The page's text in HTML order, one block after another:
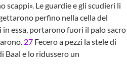
scappi». Le guardie e gli scudieri li
perfino nella cella del
in essa, portarono fuori il palo sacro
27 Fecero a pezzi la stele di
Baal e lo ridussero un